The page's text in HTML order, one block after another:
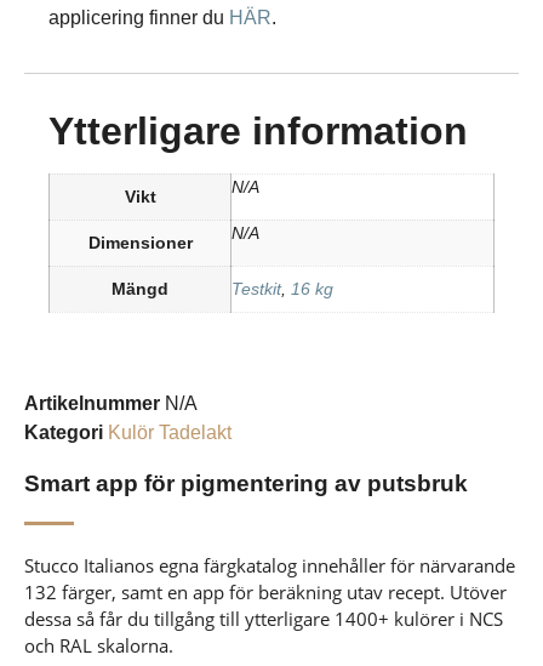
applicering finner du HÄR.
Ytterligare information
Vikt N/A
Dimensioner N/A
Mängd Testkit, 16 kg
Artikelnummer N/A
Kategori Kulör Tadelakt
Smart app för pigmentering av putsbruk
Stucco Italianos egna färgkatalog innehåller för närvarande
132 färger, samt en app för beräkning utav recept. Utöver
dessa så får du tillgång till ytterligare 1400+ kulörer i NCS
och RAL skalorna.